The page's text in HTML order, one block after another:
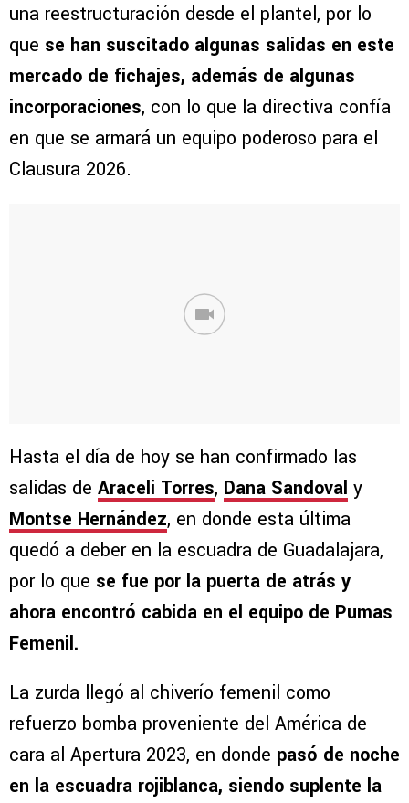
una reestructuración desde el plantel, por lo
que se han suscitado algunas salidas en este
mercado de fichajes, además de algunas
incorporaciones, con lo que la directiva confía
en que se armará un equipo poderoso para el
Clausura 2026.
Hasta el día de hoy se han confirmado las
salidas de Araceli Torres, Dana Sandoval y
Montse Hernández, en donde esta última
quedó a deber en la escuadra de Guadalajara,
por lo que se fue por la puerta de atrás y
ahora encontró cabida en el equipo de Pumas
Femenil.
La zurda llegó al chiverío femenil como
refuerzo bomba proveniente del América de
cara al Apertura 2023, en donde pasó de noche
en la escuadra rojiblanca, siendo suplente la